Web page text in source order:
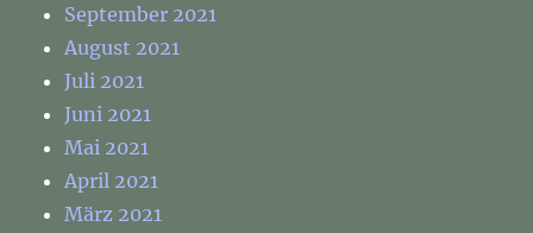
September 2021
August 2021
Juli 2021
Juni 2021
Mai 2021
April 2021
März 2021